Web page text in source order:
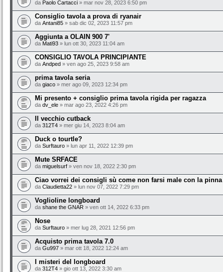
da Paolo Cartacci » mar nov 28, 2023 6:50 pm
Consiglio tavola a prova di ryanair
da Antani85 » sab dic 02, 2023 11:57 pm
Aggiunta a OLAIN 900 7'
da Mati93 » lun ott 30, 2023 11:04 am
CONSIGLIO TAVOLA PRINCIPIANTE
da Andped » ven ago 25, 2023 9:58 am
prima tavola seria
da giaco » mer ago 09, 2023 12:34 pm
Mi presento + consiglio prima tavola rigida per ragazza
da dv_ele » mar ago 23, 2022 4:26 pm
Il vecchio cutback
da 312T4 » mer giu 14, 2023 8:04 am
Duck o tourtle?
da Surftauro » lun apr 11, 2022 12:39 pm
Mute SRFACE
da miguelsurf » ven nov 18, 2022 2:30 pm
Ciao vorrei dei consigli sù come non farsi male con la pinna
da Claudietta22 » lun nov 07, 2022 7:29 pm
Voglioline longboard
da shane the GNAR » ven ott 14, 2022 6:33 pm
Nose
da Surftauro » mer lug 28, 2021 12:56 pm
Acquisto prima tavola 7.0
da Gu997 » mar ott 18, 2022 12:24 am
I misteri del longboard
da 312T4 » gio ott 13, 2022 3:30 am